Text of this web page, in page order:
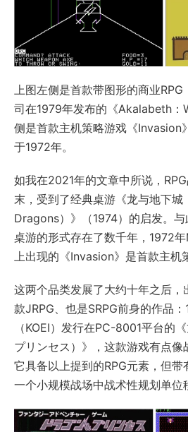
上图左侧是首款带图形的商业
司在1979年发布的《Akalabeth
侧是首款主机策略游戏《
于1972年。
如我在2021年的文章中所说，
末，受到了经典桌游《龙与地下
Dragons）》（1974）的启发。
桌游的形式存在了数千年，1972
上出现的《Invasion》是首款主机
这两个品类发展了大约十年之后，
款JRPG、也是SRPG前身的作品
（KOEI）发行在PC-8001平台的
プリンセス）》，这款游戏有点像
它具备以上提到的RPG元素，但
一个小规模战场中战术性规划单位